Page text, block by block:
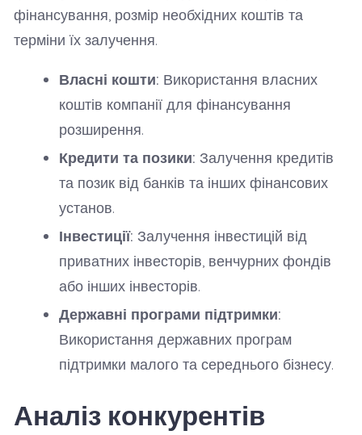
фінансування, розмір необхідних коштів та
терміни їх залучення.
Власні кошти: Використання власних
коштів компанії для фінансування
розширення.
Кредити та позики: Залучення кредитів
та позик від банків та інших фінансових
установ.
Інвестиції: Залучення інвестицій від
приватних інвесторів, венчурних фондів
або інших інвесторів.
Державні програми підтримки:
Використання державних програм
підтримки малого та середнього бізнесу.
Аналіз конкурентів